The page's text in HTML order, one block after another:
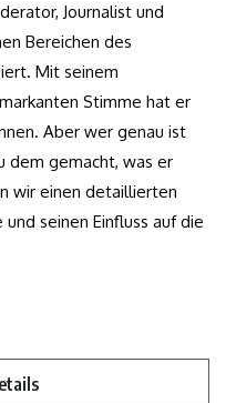
Journalist und
Bereichen des
Mit seinem
Stimme hat er
Aber wer genau ist
dem gemacht, was er
wir einen detaillierten
seinen Einfluss auf die